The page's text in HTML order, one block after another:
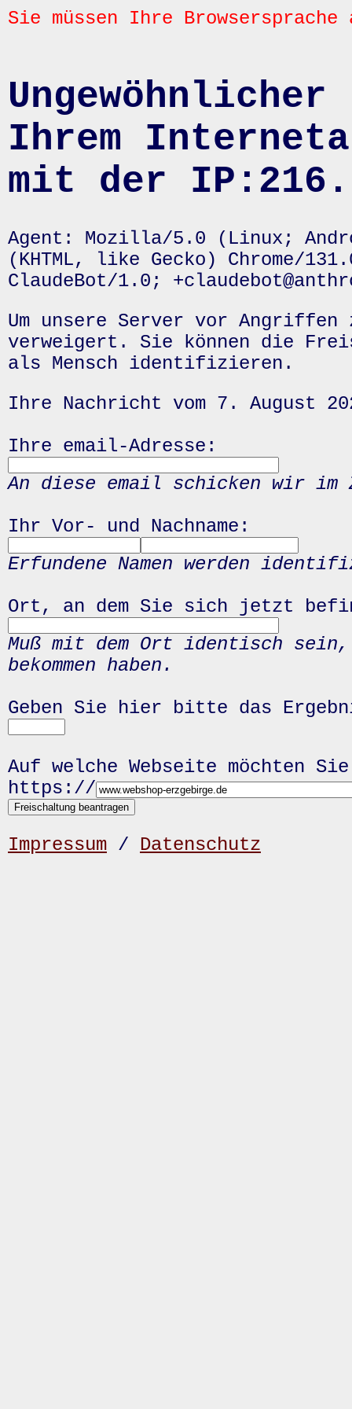
Sie müssen Ihre
Ihrem
mit der
Agent: Mozilla/5.0 (Linux;
(KHTML, like Gecko) Chrome/
ClaudeBot/1.0;
Um unsere Server vor
verweigert. Sie können die
als Mensch identifizieren.
Ihre Nachricht vom 7. August
Ihre email-Adresse:
An diese email schicken wir
Ihr Vor- und Nachname:
Erfundene Namen werden
Ort, an dem Sie sich jetzt
Muß mit dem Ort identisch
bekommen haben.
Geben Sie hier bitte das
Auf welche Webseite möchten
https://
Impressum / Datenschutz